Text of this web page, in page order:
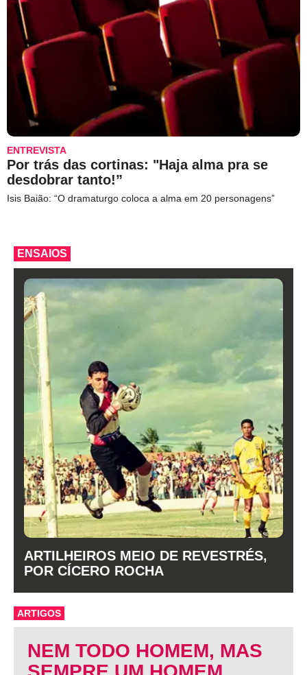
ENTREVISTA
Por trás das cortinas: "Haja alma pra se
desdobrar tanto!”
Isis Baião: “O dramaturgo coloca a alma em 20 personagens”
ENSAIOS
ARTILHEIROS MEIO DE REVESTRÉS,
POR CÍCERO ROCHA
ARTIGOS
NEM TODO HOMEM, MAS